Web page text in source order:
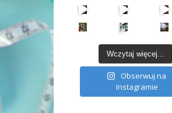
Wczytaj więcej...
Obserwuj na
Instagramie